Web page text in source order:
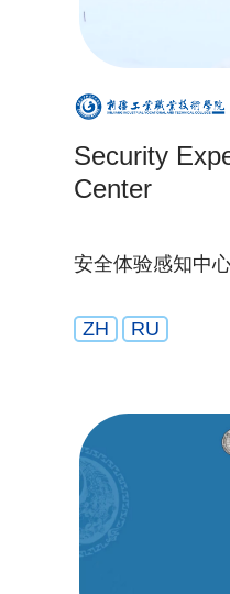
Security
Center
安全体验感知中
ZH RU